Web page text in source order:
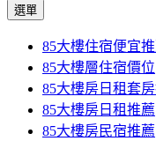
選單
內
容
區
85大樓住宿便宜
85大樓層住宿價位
85大樓房日租套
85大樓房日租推薦
85大樓房民宿推薦